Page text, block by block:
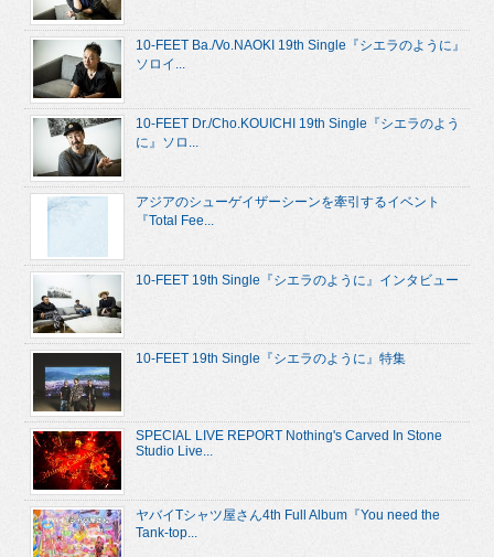
10-FEET Ba./Vo.NAOKI 19th Single『シエラのように』
ソロイ...
10-FEET Dr./Cho.KOUICHI 19th Single『シエラのよう
に』ソロ...
アジアのシューゲイザーシーンを牽引するイベント
『Total Fee...
10-FEET 19th Single『シエラのように』インタビュー
10-FEET 19th Single『シエラのように』特集
SPECIAL LIVE REPORT Nothing's Carved In Stone
Studio Live...
ヤバイTシャツ屋さん4th Full Album『You need the
Tank-top...